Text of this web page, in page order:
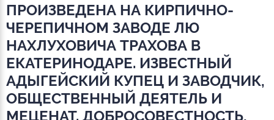
ПРОИЗВЕДЕНА НА КИРПИЧНО-
ЧЕРЕПИЧНОМ ЗАВОДЕ ЛЮ
НАХЛУХОВИЧА ТРАХОВА В
ЕКАТЕРИНОДАРЕ. ИЗВЕСТНЫЙ
АДЫГЕЙСКИЙ КУПЕЦ И ЗАВОДЧИК,
ОБЩЕСТВЕННЫЙ ДЕЯТЕЛЬ И
МЕЦЕНАТ. ДОБРОСОВЕСТНОСТЬ,